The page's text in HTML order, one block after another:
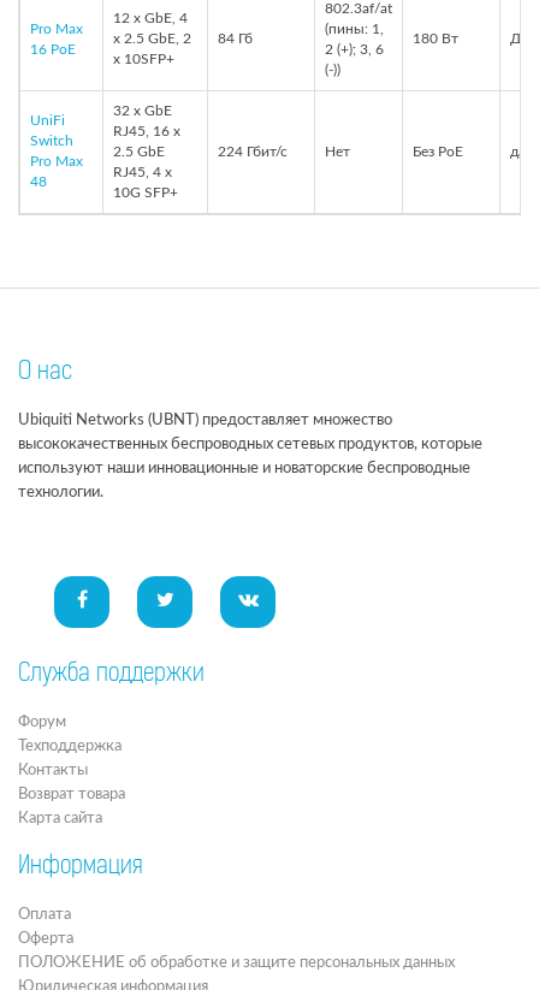
Pro Max
16 PoE
12 x GbE, 4
x 2.5 GbE, 2
x 10SFP+
84 Гб
802.3af/at
(пины: 1,
2 (+); 3, 6
(-))
180 Вт Да,
UniFi
Switch
Pro Max
48
32 x GbE
RJ45, 16 x
2.5 GbE
RJ45, 4 x
10G SFP+
224 Гбит/с Нет Без PoE да,
О нас
Ubiquiti Networks (UBNT) предоставляет множество
высококачественных беспроводных сетевых продуктов, которые
используют наши инновационные и новаторские беспроводные
технологии.
Служба поддержки
Форум
Техподдержка
Контакты
Возврат товара
Карта сайта
Информация
Оплата
Оферта
ПОЛОЖЕНИЕ об обработке и защите персональных данных